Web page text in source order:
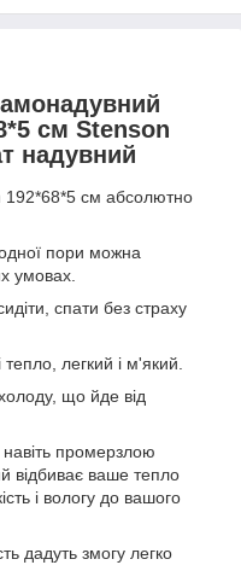
см Stenson
надувний
192*68*5 см абсолютно
пори можна
умовах.
спати без страху
легкий і м'який.
що йде від
промерзлою
відбиває ваше тепло
і вологу до вашого
дадуть змогу легко